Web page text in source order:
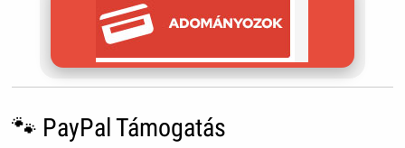
🐾 PayPal Támogatás